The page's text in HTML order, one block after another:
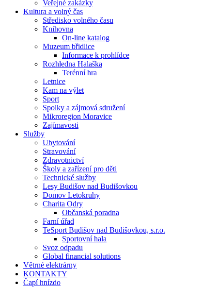
Veřejné zakázky
Kultura a volný čas
Středisko volného času
Knihovna
On-line katalog
Muzeum břidlice
Informace k prohlídce
Rozhledna Halaška
Terénní hra
Letnice
Kam na výlet
Sport
Spolky a zájmová sdružení
Mikroregion Moravice
Zajímavosti
Služby
Ubytování
Stravování
Zdravotnictví
Školy a zařízení pro děti
Technické služby
Lesy Budišov nad Budišovkou
Domov Letokruhy
Charita Odry
Občanská poradna
Farní úřad
TeSport Budišov nad Budišovkou, s.r.o.
Sportovní hala
Svoz odpadu
Global financial solutions
Větrné elektrárny
KONTAKTY
Čapí hnízdo